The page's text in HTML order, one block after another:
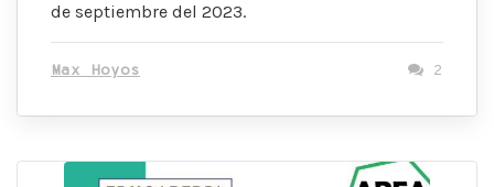
de septiembre del 2023.
Max Hoyos 2